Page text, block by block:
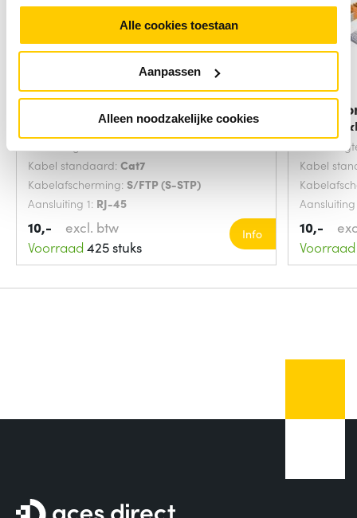
Alle cookies toestaan
Aanpassen
Alleen noodzakelijke cookies
netwerkkabel Groen 2
Kabel standaard: Cat7
Kabelafscherming: S/FTP (S-STP)
Aansluiting 1: RJ-45
10,-
excl. btw
Voorraad 425 stuks
Info
Kabel
10,-
Voorraad